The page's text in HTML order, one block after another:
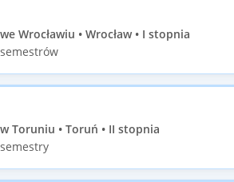
Wrocławiu • Wrocław • I stopnia
Toruniu • Toruń • II stopnia